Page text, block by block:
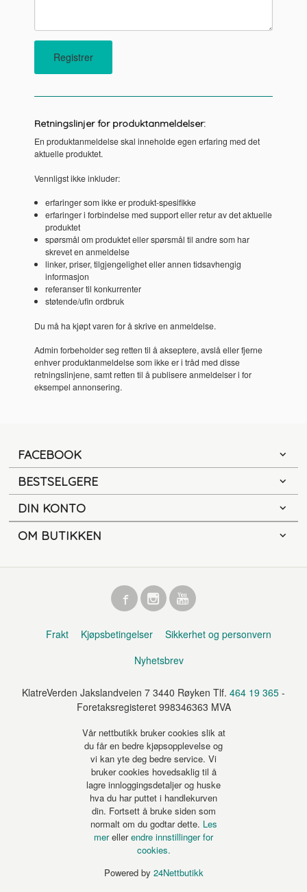
Retningslinjer for produktanmeldelser:
En produktanmeldelse skal inneholde egen erfaring med det
aktuelle produktet.
Vennligst ikke inkluder:
erfaringer som ikke er produkt-spesifikke
erfaringer i forbindelse med support eller retur av det aktuelle
produktet
spørsmål om produktet eller spørsmål til andre som har
skrevet en anmeldelse
linker, priser, tilgjengelighet eller annen tidsavhengig
informasjon
referanser til konkurrenter
støtende/ufin ordbruk
Du må ha kjøpt varen for å skrive en anmeldelse.
Admin forbeholder seg retten til å akseptere, avslå eller fjerne
enhver produktanmeldelse som ikke er i tråd med disse
retningslinjene, samt retten til å publisere anmeldelser i for
eksempel annonsering.
FACEBOOK
BESTSELGERE
DIN KONTO
OM BUTIKKEN
Frakt Kjøpsbetingelser
Sikkerhet og personvern
Nyhetsbrev
KlatreVerden Jakslandveien 7 3440 Røyken Tlf. 464 19 365 -
Foretaksregisteret 998346363 MVA
Vår nettbutikk bruker cookies slik at
du får en bedre kjøpsopplevelse og
vi kan yte deg bedre service. Vi
bruker cookies hovedsaklig til å
lagre innloggingsdetaljer og huske
hva du har puttet i handlekurven
din. Fortsett å bruke siden som
normalt om du godtar dette. Les
merellerendre innstillinger for
cookies.
Powered by 24Nettbutikk